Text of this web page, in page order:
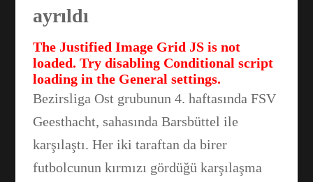
ayrıldı
The Justified Image Grid JS is not
loaded. Try disabling Conditional script
loading in the General settings.
Bezirsliga Ost grubunun 4. haftasında FSV
Geesthacht, sahasında Barsbüttel ile
karşılaştı. Her iki taraftan da birer
futbolcunun kırmızı gördüğü karşılaşma